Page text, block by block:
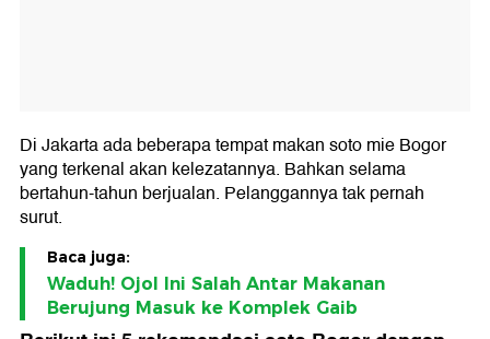
Di Jakarta ada beberapa tempat makan soto mie Bogor
yang terkenal akan kelezatannya. Bahkan selama
bertahun-tahun berjualan. Pelanggannya tak pernah
surut.
Baca juga:
Waduh! Ojol Ini Salah Antar Makanan
Berujung Masuk ke Komplek Gaib